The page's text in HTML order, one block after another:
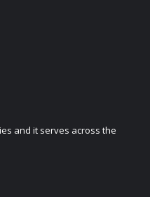
and it serves across the